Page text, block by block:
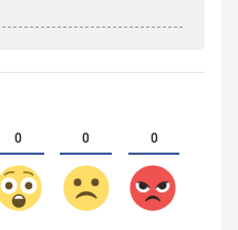
0 0 0